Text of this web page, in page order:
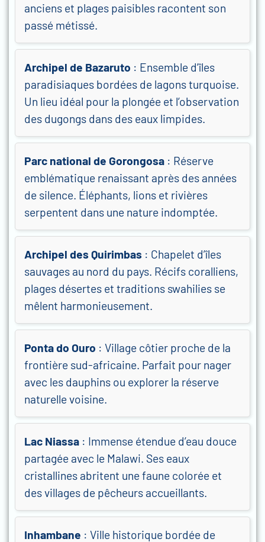
anciens et plages paisibles racontent son
passé métissé.
Archipel de Bazaruto : Ensemble d’îles
paradisiaques bordées de lagons turquoise.
Un lieu idéal pour la plongée et l’observation
des dugongs dans des eaux limpides.
Parc national de Gorongosa : Réserve
emblématique renaissant après des années
de silence. Éléphants, lions et rivières
serpentent dans une nature indomptée.
Archipel des Quirimbas : Chapelet d’îles
sauvages au nord du pays. Récifs coralliens,
plages désertes et traditions swahilies se
mêlent harmonieusement.
Ponta do Ouro : Village côtier proche de la
frontière sud-africaine. Parfait pour nager
avec les dauphins ou explorer la réserve
naturelle voisine.
Lac Niassa : Immense étendue d’eau douce
partagée avec le Malawi. Ses eaux
cristallines abritent une faune colorée et
des villages de pêcheurs accueillants.
Inhambane : Ville historique bordée de